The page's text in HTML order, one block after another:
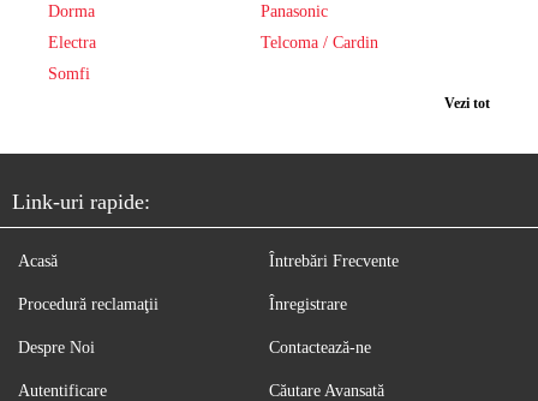
Dorma
Panasonic
Electra
Telcoma / Cardin
Somfi
Vezi tot
Link-uri rapide:
Acasă
Procedură reclamaţii
Despre Noi
Autentificare
Întrebări Frecvente
Înregistrare
Contactează-ne
Căutare Avansată